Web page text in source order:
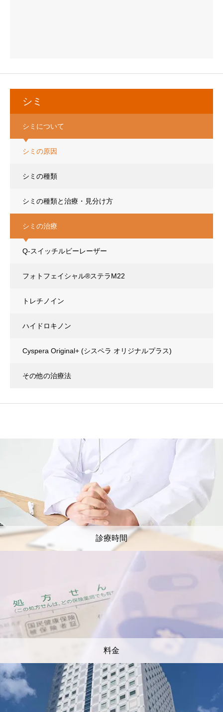
シミ
シミについて
シミの原因
シミの種類
シミの種類と治療・見分け方
シミの治療
Q-スイッチルビーレーザー
フォトフェイシャル®ステラM22
トレチノイン
ハイドロキノン
Cyspera Original+ (シスペラ オリジナルプラス)
その他の治療法
診療時間
料金